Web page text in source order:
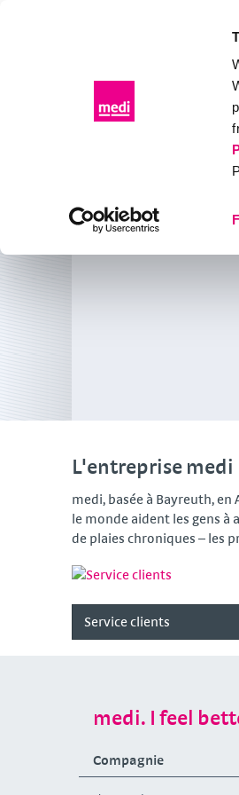
Produits
Aide médicale et
L'entreprise medi
medi, basée à Bayreuth,
le monde aident les gens
de plaies chroniques – les
Service clients
medi. I feel
Compagnie